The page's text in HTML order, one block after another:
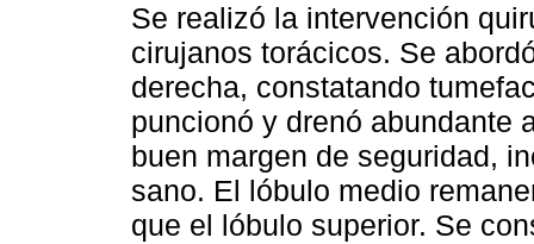
Se realizó la intervención
cirujanos torácicos. Se
derecha, constatando
puncionó y drenó abundante
buen margen de seguridad,
sano. El lóbulo medio
que el lóbulo superior. Se